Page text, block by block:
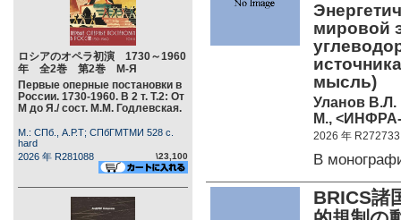
ロシアのオペラ初演 1730～1960
年 全2巻 第2巻 М-Я
Первые оперные постановки в
России. 1730-1960. В 2 т. Т.2: От
М до Я./ сост. М.М. Годлевская.
М.: СПб., А.Р.Т; СПбГМТМИ 528 c.
hard
2026 年 R281088
\23,100
мировой
мысль)
Уланов В.Л.
М., <ИНФРА-
2026 年 R272733
В
BRICS諸